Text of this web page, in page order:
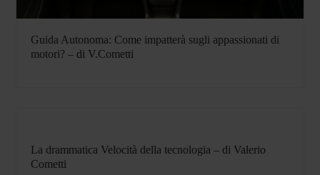
Guida Autonoma: Come impatterà sugli appassionati di
motori? – di V.Cometti
La drammatica Velocità della tecnologia – di Valerio
Cometti